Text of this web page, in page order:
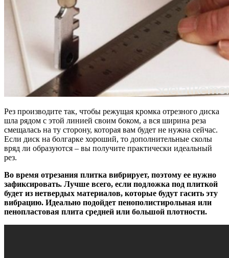
Рез производите так, чтобы режущая кромка отрезного диска
шла рядом с этой линией своим боком, а вся ширина реза
смещалась на ту сторону, которая вам будет не нужна сейчас.
Если диск на болгарке хороший, то дополнительные сколы
вряд ли образуются – вы получите практически идеальный
рез.
Во время отрезания плитка вибрирует, поэтому ее нужно
зафиксировать. Лучше всего, если подложка под плиткой
будет из нетвердых материалов, которые будут гасить эту
вибрацию. Идеально подойдет пенополистирольная или
пенопластовая плита средней или большой плотности.